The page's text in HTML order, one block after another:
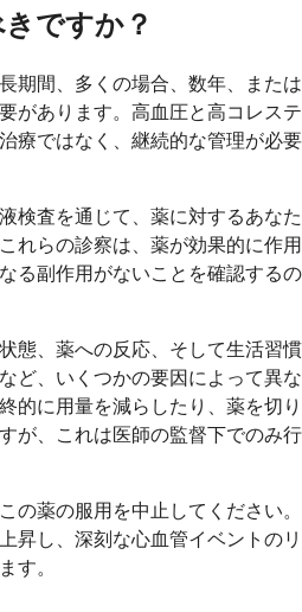
ですか？
期間、多くの場合、数年、または
があります。高血圧と高コレステ
療ではなく、継続的な管理が必要
検査を通じて、薬に対するあなた
れらの診察は、薬が効果的に作用
る副作用がないことを確認するの
態、薬への反応、そして生活習慣
ど、いくつかの要因によって異な
的に用量を減らしたり、薬を切り
が、これは医師の監督下でのみ行
の薬の服用を中止してください。
昇し、深刻な心血管イベントのリ
す。